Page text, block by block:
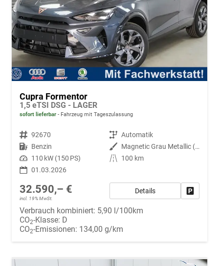
Cupra Formentor
1,5 eTSI DSG - LAGER
sofort lieferbar Fahrzeug mit Tageszulassung
Fahrzeugnr. 92670 Getriebe Automatik
Kraftstoff Benzin Außenfarbe
Magnetic Grau Metallic (S7)
Leistung 110 kW (150 PS) Kilometerstand
100 km
01.03.2026
32.590,– €
incl. 19% MwSt.
Details
Verbrauch kombiniert: 5,90 l/100km
CO2-Klasse: D
CO2-Emissionen: 134,00 g/km